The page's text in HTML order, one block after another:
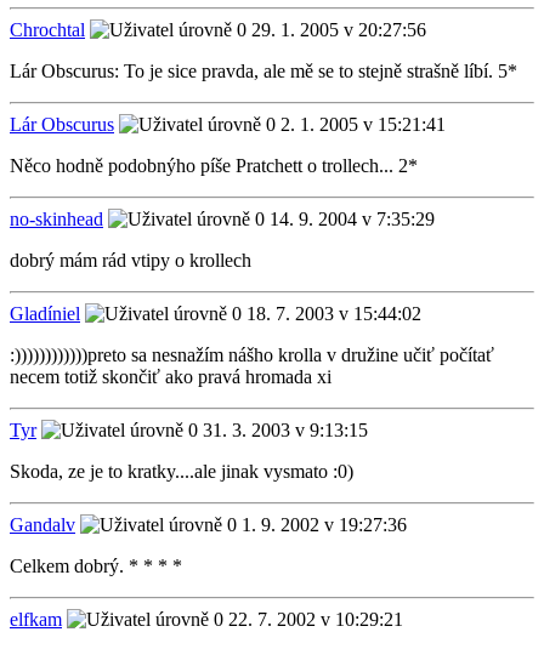
Chrochtal
29. 1. 2005 v 20:27:56
Lár Obscurus: To je sice pravda, ale mě se to stejně strašně líbí. 5*
Lár Obscurus
2. 1. 2005 v 15:21:41
Něco hodně podobnýho píše Pratchett o trollech... 2*
no-skinhead
14. 9. 2004 v 7:35:29
dobrý mám rád vtipy o krollech
Gladíniel
18. 7. 2003 v 15:44:02
:))))))))))))preto sa nesnažím nášho krolla v družine učiť počítať
necem totiž skončiť ako pravá hromada xi
Tyr
31. 3. 2003 v 9:13:15
Skoda, ze je to kratky....ale jinak vysmato :0)
Gandalv
1. 9. 2002 v 19:27:36
Celkem dobrý. * * * *
elfkam 22. 7. 2002 v 10:29:21